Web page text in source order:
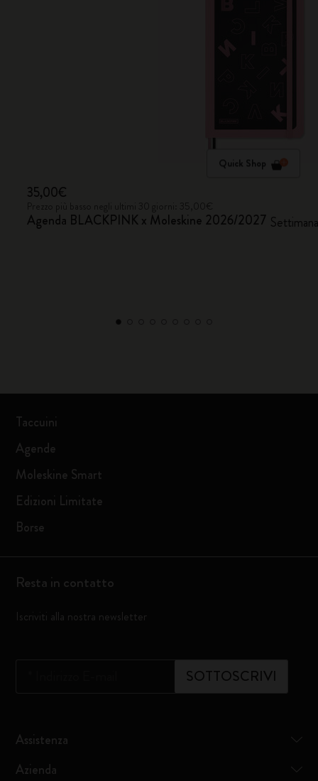
Quick Shop
35,00€
Agenda BLACKPINK x Moleskine 2026/2027
Taccuini
Agende
Moleskine Smart
Edizioni Limitate
Borse
Resta in contatto
Iscriviti alla nostra newsletter
SOTTOSCRIVI
Assistenza
Azienda